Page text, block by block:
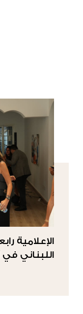
الإعلامية
اللبناني في